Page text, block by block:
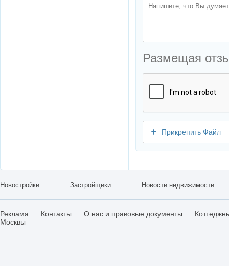
Размещая
Прикрепить Файл
Новостройки Застройщики Новости недвижимости
Реклама Контакты О нас и правовые документы
Москвы